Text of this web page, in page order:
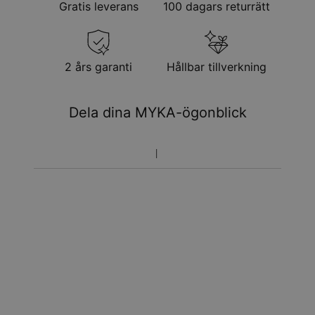
Gratis leverans 100 dagars returrätt
2 års garanti Hållbar tillverkning
Dela dina MYKA-ögonblick